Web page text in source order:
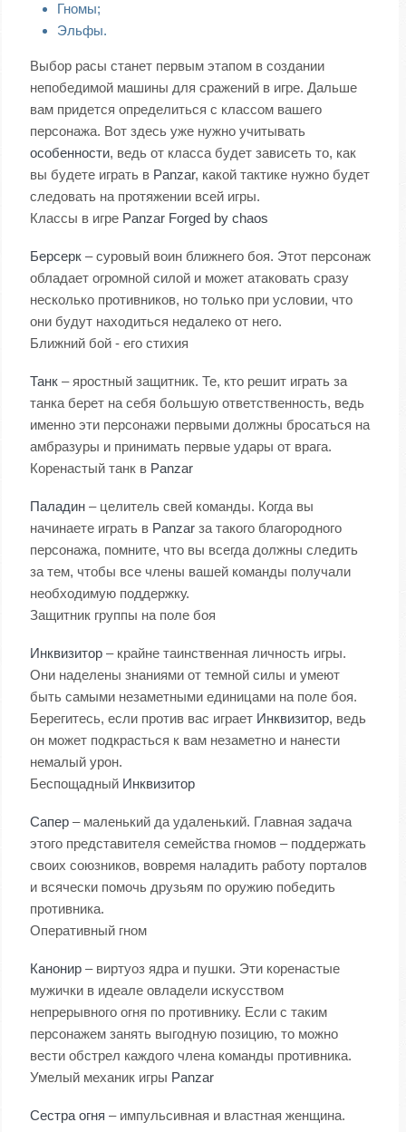
Гномы;
Эльфы.
Выбор расы станет первым этапом в создании
непобедимой машины для сражений в игре. Дальше
вам придется определиться с классом вашего
персонажа. Вот здесь уже нужно учитывать
особенности, ведь от класса будет зависеть то, как
вы будете играть в Panzar, какой тактике нужно будет
следовать на протяжении всей игры.
Классы в игре Panzar Forged by chaos
Берсерк – суровый воин ближнего боя. Этот персонаж
обладает огромной силой и может атаковать сразу
несколько противников, но только при условии, что
они будут находиться недалеко от него.
Ближний бой - его стихия
Танк – яростный защитник. Те, кто решит играть за
танка берет на себя большую ответственность, ведь
именно эти персонажи первыми должны бросаться на
амбразуры и принимать первые удары от врага.
Коренастый танк в Panzar
Паладин – целитель свей команды. Когда вы
начинаете играть в Panzar за такого благородного
персонажа, помните, что вы всегда должны следить
за тем, чтобы все члены вашей команды получали
необходимую поддержку.
Защитник группы на поле боя
Инквизитор – крайне таинственная личность игры.
Они наделены знаниями от темной силы и умеют
быть самыми незаметными единицами на поле боя.
Берегитесь, если против вас играет Инквизитор, ведь
он может подкрасться к вам незаметно и нанести
немалый урон.
Беспощадный Инквизитор
Сапер – маленький да удаленький. Главная задача
этого представителя семейства гномов – поддержать
своих союзников, вовремя наладить работу порталов
и всячески помочь друзьям по оружию победить
противника.
Оперативный гном
Канонир – виртуоз ядра и пушки. Эти коренастые
мужички в идеале овладели искусством
непрерывного огня по противнику. Если с таким
персонажем занять выгодную позицию, то можно
вести обстрел каждого члена команды противника.
Умелый механик игры Panzar
Сестра огня – импульсивная и властная женщина.